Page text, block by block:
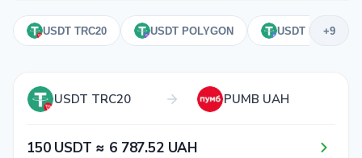
USDT TRC20 USDT POLYGON USDT ERC20
+9
USDT TRC20 PUMB UAH
1​5​0​ USDT ≈ 6​ 7​8​7​.5​2​ UAH